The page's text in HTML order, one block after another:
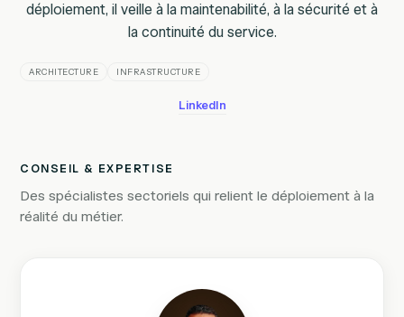
déploiement, il veille à la maintenabilité, à la sécurité et à
la continuité du service.
ARCHITECTURE INFRASTRUCTURE
LinkedIn
CONSEIL & EXPERTISE
Des spécialistes sectoriels qui relient le déploiement à la
réalité du métier.